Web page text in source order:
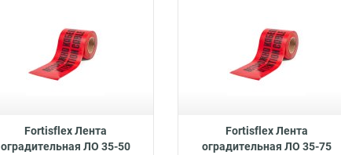
Fortisflex Лента
оградительная ЛО 35-50
Fortisflex Лента
оградительная ЛО 35-75